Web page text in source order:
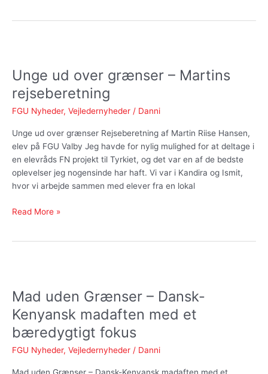
Unge ud over grænser – Martins
rejseberetning
FGU Nyheder, Vejledernyheder / Danni
Unge ud over grænser Rejseberetning af Martin Riise Hansen,
elev på FGU Valby Jeg havde for nylig mulighed for at deltage i
en elevråds FN projekt til Tyrkiet, og det var en af de bedste
oplevelser jeg nogensinde har haft. Vi var i Kandira og Ismit,
hvor vi arbejde sammen med elever fra en lokal
over
grænser
–
Martins
Read More »
Mad uden Grænser – Dansk-
Kenyansk madaften med et
bæredygtigt fokus
FGU Nyheder, Vejledernyheder / Danni
Grænser
–
Dansk-
Kenyansk
madaften